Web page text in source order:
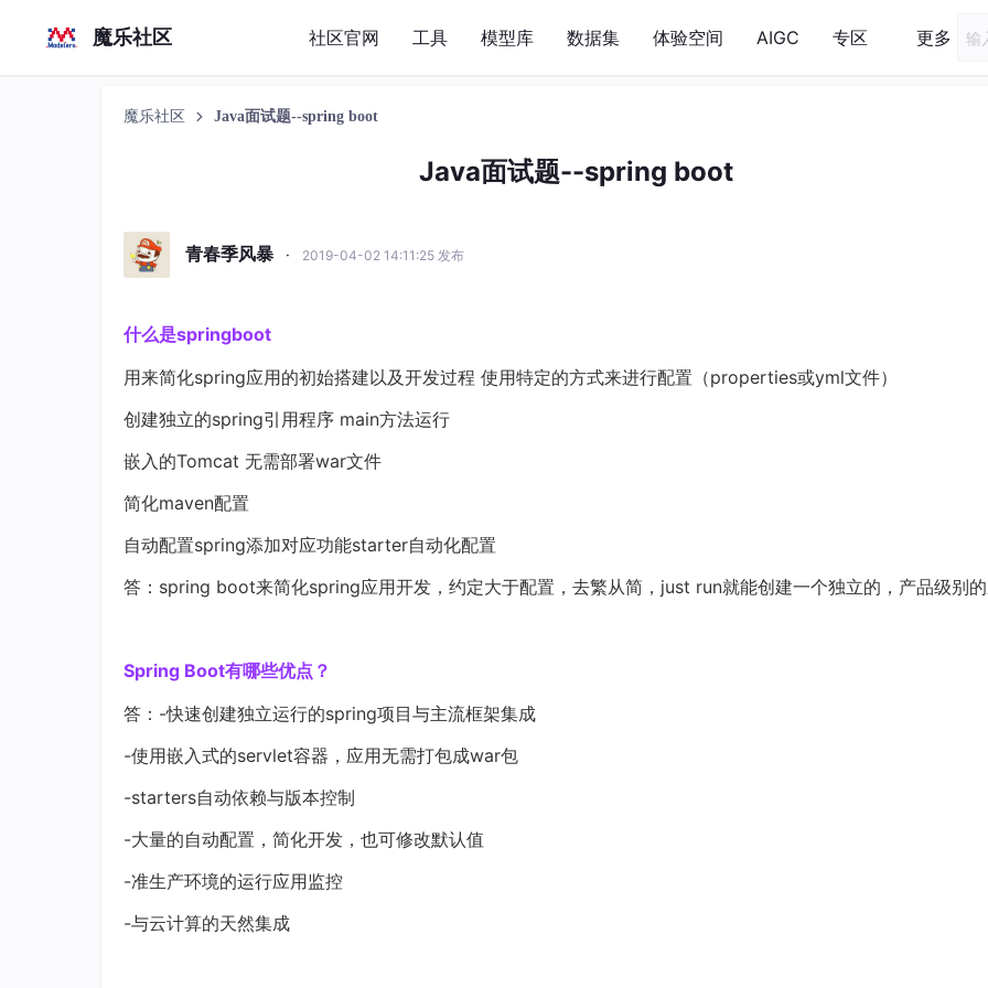
魔乐社区 社区官网 工具 模型库 数据集 体验空间 AIGC 专区 更多
魔乐社区 Java面试题--spring boot
Java面试题--spring boot
青春季风暴 · 2019-04-02 14:11:25 发布
什么是springboot
用来简化spring应用的初始搭建以及开发过程 使用特定的方式来进行配置（properties或yml文件）
创建独立的spring引用程序 main方法运行
嵌入的Tomcat 无需部署war文件
简化maven配置
自动配置spring添加对应功能starter自动化配置
答：spring boot来简化spring应用开发，约定大于配置，去繁从简，just run就能创建一个独立的，产品级别
Spring Boot有哪些优点？
答：-快速创建独立运行的spring项目与主流框架集成
-使用嵌入式的servlet容器，应用无需打包成war包
-starters自动依赖与版本控制
-大量的自动配置，简化开发，也可修改默认值
-准生产环境的运行应用监控
-与云计算的天然集成